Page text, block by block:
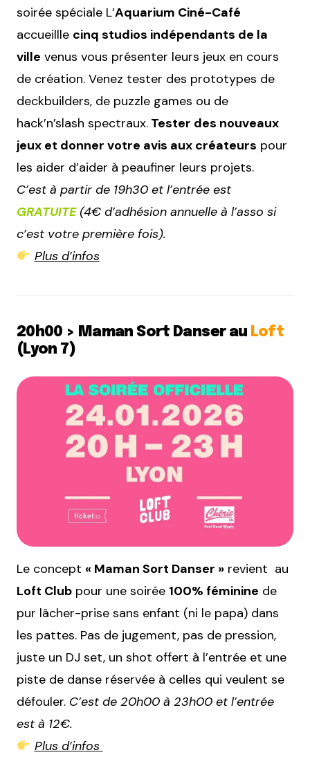
soirée spéciale L’Aquarium Ciné-Café
accueillle cinq studios indépendants de la
ville venus vous présenter leurs jeux en cours
de création. Venez tester des prototypes de
deckbuilders, de puzzle games ou de
hack’n’slash spectraux. Tester des nouveaux
jeux et donner votre avis aux créateurs pour
les aider d’aider à peaufiner leurs projets.
C’est à partir de 19h30 et l’entrée est
GRATUITE(4€ d’adhésion annuelle à l’asso si
c’est votre première fois).
Plus d’infos
20h00 > Maman Sort Danser au Loft
(Lyon 7)
Le concept « Maman Sort Danser » revient au
Loft Club pour une soirée 100% féminine de
pur lâcher-prise sans enfant (ni le papa) dans
les pattes. Pas de jugement, pas de pression,
juste un DJ set, un shot offert à l’entrée et une
piste de danse réservée à celles qui veulent se
défouler. C’est de 20h00 à 23h00 et l’entrée
est à 12€.
Plus d’infos